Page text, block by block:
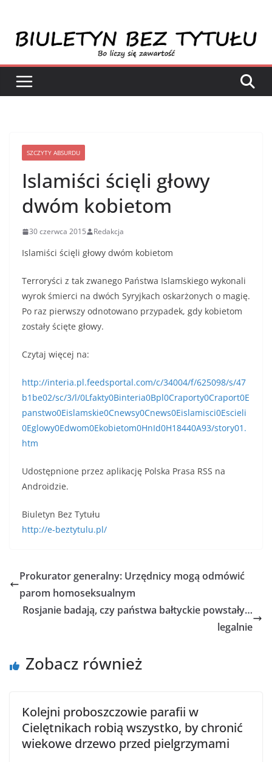
treści
SZCZYTY ABSURDU
Islamiści ścięli głowy
dwóm kobietom
30 czerwca 2015 Redakcja
Islamiści ścięli głowy dwóm kobietom
Terroryści z tak zwanego Państwa Islamskiego wykonali
wyrok śmierci na dwóch Syryjkach oskarżonych o magię.
Po raz pierwszy odnotowano przypadek, gdy kobietom
zostały ścięte głowy.
Czytaj więcej na:
http://interia.pl.feedsportal.com/c/34004/f/625098/s/47
b1be02/sc/3/l/0Lfakty0Binteria0Bpl0Craporty0Craport0E
panstwo0Eislamskie0Cnewsy0Cnews0Eislamisci0Escieli
0Eglowy0Edwom0Ekobietom0HnId0H18440A93/story01.
htm
Udostępnione przez aplikację Polska Prasa RSS na
Androidzie.
Biuletyn Bez Tytułu
http://e-beztytulu.pl/
Prokurator generalny: Urzędnicy mogą odmówić
parom homoseksualnym
Rosjanie badają, czy państwa bałtyckie powstały…
legalnie
Zobacz również
Kolejni proboszczowie parafii w
Cielętnikach robią wszystko, by chronić
wiekowe drzewo przed pielgrzymami